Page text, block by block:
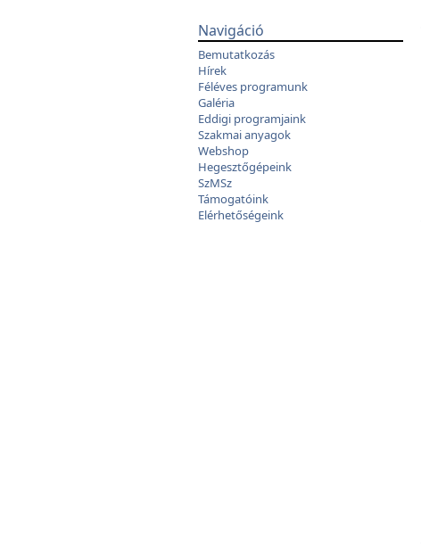
Navigáció
Bemutatkozás
Hírek
Féléves programunk
Galéria
Eddigi programjaink
Szakmai anyagok
Webshop
Hegesztőgépeink
SzMSz
Támogatóink
Elérhetőségeink